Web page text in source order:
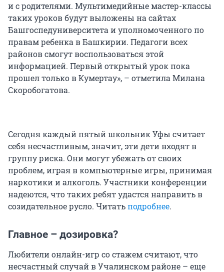
и с родителями. Мультимедийные мастер-классы
таких уроков будут выложены на сайтах
Башгоспедуниверситета и уполномоченного по
правам ребенка в Башкирии. Педагоги всех
районов смогут воспользоваться этой
информацией. Первый открытый урок пока
прошел только в Кумертау», – отметила Милана
Скоробогатова.
Сегодня каждый пятый школьник Уфы считает
себя несчастливым, значит, эти дети входят в
группу риска. Они могут убежать от своих
проблем, играя в компьютерные игры, принимая
наркотики и алкоголь. Участники конференции
надеются, что таких ребят удастся направить в
созидательное русло. Читатьподробнее.
Главное – дозировка?
Любители онлайн-игр со стажем считают, что
несчастный случай в Учалинском районе – еще